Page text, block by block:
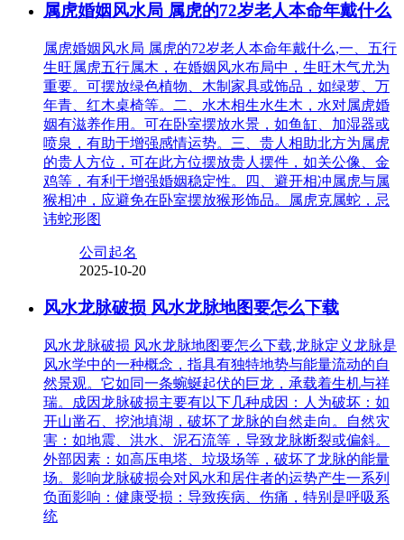
属虎婚姻风水局 属虎的72岁老人本命年戴什么
属虎婚姻风水局 属虎的72岁老人本命年戴什么,一、五行
生旺属虎五行属木，在婚姻风水布局中，生旺木气尤为
重要。可摆放绿色植物、木制家具或饰品，如绿萝、万
年青、红木桌椅等。二、水木相生水生木，水对属虎婚
姻有滋养作用。可在卧室摆放水景，如鱼缸、加湿器或
喷泉，有助于增强感情运势。三、贵人相助北方为属虎
的贵人方位，可在此方位摆放贵人摆件，如关公像、金
鸡等，有利于增强婚姻稳定性。四、避开相冲属虎与属
猴相冲，应避免在卧室摆放猴形饰品。属虎克属蛇，忌
讳蛇形图
公司起名
2025-10-20
风水龙脉破损 风水龙脉地图要怎么下载
风水龙脉破损 风水龙脉地图要怎么下载,龙脉定义龙脉是
风水学中的一种概念，指具有独特地势与能量流动的自
然景观。它如同一条蜿蜒起伏的巨龙，承载着生机与祥
瑞。成因龙脉破损主要有以下几种成因：人为破坏：如
开山凿石、挖池填湖，破坏了龙脉的自然走向。自然灾
害：如地震、洪水、泥石流等，导致龙脉断裂或偏斜。
外部因素：如高压电塔、垃圾场等，破坏了龙脉的能量
场。影响龙脉破损会对风水和居住者的运势产生一系列
负面影响：健康受损：导致疾病、伤痛，特别是呼吸系
统